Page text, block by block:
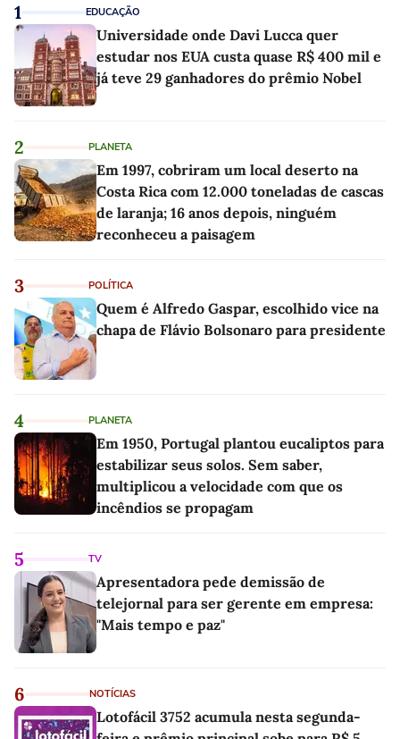
1 EDUCAÇÃO
Universidade onde Davi Lucca quer
estudar nos EUA custa quase R$ 400 mil e
já teve 29 ganhadores do prêmio Nobel
2 PLANETA
Em 1997, cobriram um local deserto na
Costa Rica com 12.000 toneladas de cascas
de laranja; 16 anos depois, ninguém
reconheceu a paisagem
3 POLÍTICA
Quem é Alfredo Gaspar, escolhido vice na
chapa de Flávio Bolsonaro para presidente
4 PLANETA
Em 1950, Portugal plantou eucaliptos para
estabilizar seus solos. Sem saber,
multiplicou a velocidade com que os
incêndios se propagam
5 TV
Apresentadora pede demissão de
telejornal para ser gerente em empresa:
"Mais tempo e paz"
6 NOTÍCIAS
Lotofácil 3752 acumula nesta segunda-